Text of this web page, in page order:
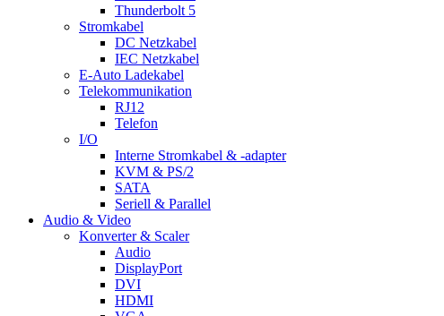
Thunderbolt 5
Stromkabel
DC Netzkabel
IEC Netzkabel
E-Auto Ladekabel
Telekommunikation
RJ12
Telefon
I/O
Interne Stromkabel & -adapter
KVM & PS/2
SATA
Seriell & Parallel
Audio & Video
Konverter & Scaler
Audio
DisplayPort
DVI
HDMI